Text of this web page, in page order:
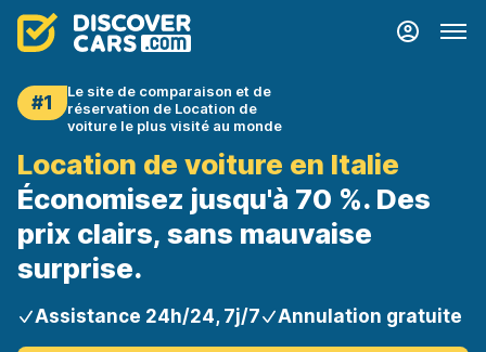
#1
Le site de comparaison et de
réservation de Location de
voiture le plus visité au monde
Location de voiture en Italie
Économisez jusqu'à 70 %. Des
prix clairs, sans mauvaise
surprise.
Assistance 24h/24, 7j/7 Annulation gratuite